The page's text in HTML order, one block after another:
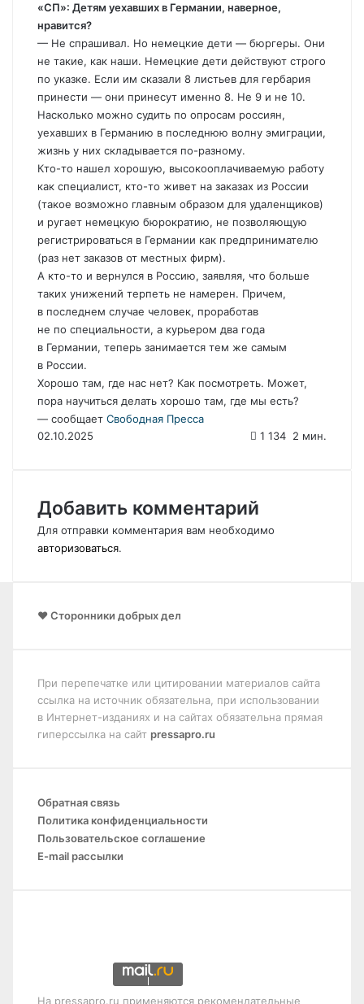
«СП»: Детям уехавших в Германии, наверное,
нравится?
— Не спрашивал. Но немецкие дети — бюргеры. Они
не такие, как наши. Немецкие дети действуют строго
по указке. Если им сказали 8 листьев для гербария
принести — они принесут именно 8. Не 9 и не 10.
Насколько можно судить по опросам россиян,
уехавших в Германию в последнюю волну эмиграции,
жизнь у них складывается по-разному.
Кто-то нашел хорошую, высокооплачиваемую работу
как специалист, кто-то живет на заказах из России
(такое возможно главным образом для удаленщиков)
и ругает немецкую бюрократию, не позволяющую
регистрироваться в Германии как предпринимателю
(раз нет заказов от местных фирм).
А кто-то и вернулся в Россию, заявляя, что больше
таких унижений терпеть не намерен. Причем,
в последнем случае человек, проработав
не по специальности, а курьером два года
в Германии, теперь занимается тем же самым
в России.
Хорошо там, где нас нет? Как посмотреть. Может,
пора научиться делать хорошо там, где мы есть?
— сообщает Свободная Пресса
02.10.2025
1 134 2 мин.
Добавить комментарий
Для отправки комментария вам необходимо
авторизоваться.
❤️ Сторонники добрых дел
При перепечатке или цитировании материалов сайта
ссылка на источник обязательна, при использовании
в Интернет-изданиях и на сайтах обязательна прямая
гиперссылка на сайт pressapro.ru
Обратная связь
Политика конфиденциальности
Пользовательское соглашение
E-mail рассылки
На pressapro.ru применяются рекомендательные